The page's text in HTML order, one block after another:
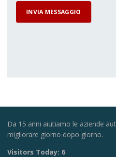
Da 15 anni aiutiamo le aziende
migliorare giorno dopo giorno.
Visitors Today: 6